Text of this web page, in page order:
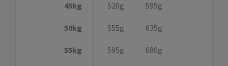
45kg 520g 595g
50kg 555g 635g
55kg 595g 680g